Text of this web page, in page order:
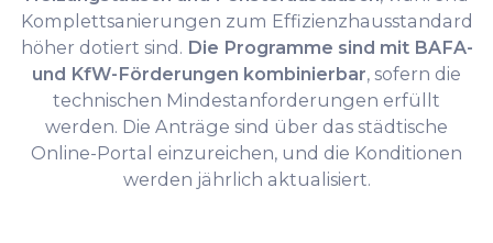
Komplettsanierungen zum Effizienzhausstandard
höher dotiert sind. Die Programme sind mit BAFA-
und KfW-Förderungen kombinierbar, sofern die
technischen Mindestanforderungen erfüllt
werden. Die Anträge sind über das städtische
Online-Portal einzureichen, und die Konditionen
werden jährlich aktualisiert.